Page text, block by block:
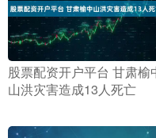
股票配资开户平台 甘肃榆
山洪灾害造成13人死亡